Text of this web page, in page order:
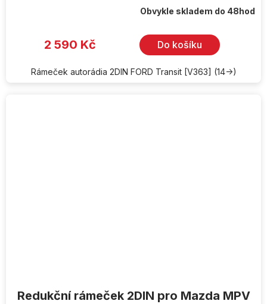
Obvykle skladem do 48hod
2 590 Kč Do košíku
Rámeček autorádia 2DIN FORD Transit [V363] (14->)
Redukční rámeček 2DIN pro Mazda MPV